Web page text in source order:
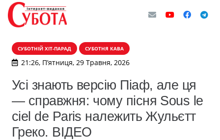
СУБОТНІЙ ХІТ-ПАРАД СУБОТНЯ КАВА
21:26, П’ятниця, 29 Травня, 2026
Усі знають версію Піаф, але ця
— справжня: чому пісня Sous le
ciel de Paris належить Жульєтт
Греко. ВІДЕО